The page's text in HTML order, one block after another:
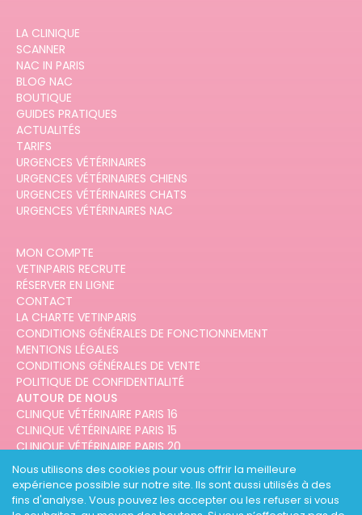
Nous utilisons des cookies pour vous offrir la meilleure
expérience possible sur notre site. Ils sont aussi utilisés à des
fins d'analyse. Vous pouvez les accepter ou les refuser si vous
LA CLINIQUE
SCANNER
NAC IN PARIS
BLOG NAC
BOUTIQUE
GUIDES PRATIQUES
ACTUALITÉS
TARIFS
URGENCES VÉTÉRINAIRES
URGENCES VÉTÉRINAIRES CHIENS
URGENCES VÉTÉRINAIRES CHATS
URGENCES VÉTÉRINAIRES NAC
MON COMPTE
VETINPARIS RECRUTE
RÉSERVER EN LIGNE
CONTACT
LA CHARTE VETINPARIS
CONDITIONS GÉNÉRALES DE FONCTIONNEMENT
MENTIONS LÉGALES
CONDITIONS GÉNÉRALES DE VENTE
POLITIQUE DE CONFIDENTIALITÉ
AUTOUR DE NOUS
CLINIQUE VÉTÉRINAIRE PARIS 16
CLINIQUE VÉTÉRINAIRE PARIS 15
CLINIQUE VÉTÉRINAIRE PARIS 20
CLINIQUE VÉTÉRINAIRE PARIS 12
CLINIQUE VÉTÉRINAIRE PARIS 10
CLINIQUE VÉTÉRINAIRE PARIS 3